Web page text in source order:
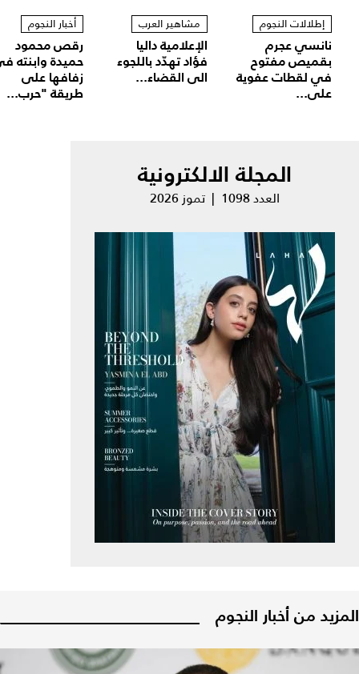
إطلالات النجوم
نانسي عجرم
بقميص مفتوح
في لقطات عفوية
على...
مشاهير العرب
الإعلامية داليا
فؤاد تهدّد باللجوء
الى القضاء...
أخبار النجوم
رقص محمود
حميدة وابنته
زفافها على
طريقة "حرب...
المجلة الالكترونية
العدد 1098 | تموز 2026
المزيد من أخبار النجوم